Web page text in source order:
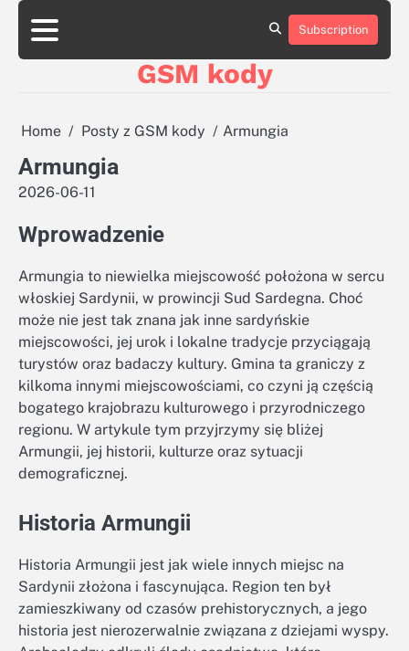
Skip
content
aluminumboatplans.com
dobra-
reklamowe.pl
plywoodboatplans.com
aluminumboatplans.com
dobra-
reklamowe.pl
plywoodboatplans.com
Kontakt
Kontakt
Subscription
GSM kody
Home Posty z GSM kody Armungia
Armungia
2026-06-11
Wprowadzenie
Armungia to niewielka miejscowość położona w sercu
włoskiej Sardynii, w prowincji Sud Sardegna. Choć
może nie jest tak znana jak inne sardyńskie
miejscowości, jej urok i lokalne tradycje przyciągają
turystów oraz badaczy kultury. Gmina ta graniczy z
kilkoma innymi miejscowościami, co czyni ją częścią
bogatego krajobrazu kulturowego i przyrodniczego
regionu. W artykule tym przyjrzymy się bliżej
Armungii, jej historii, kulturze oraz sytuacji
demograficznej.
Historia Armungii
Historia Armungii jest jak wiele innych miejsc na
Sardynii złożona i fascynująca. Region ten był
zamieszkiwany od czasów prehistorycznych, a jego
historia jest nierozerwalnie związana z dziejami wyspy.